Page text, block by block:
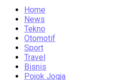
Home
News
Tekno
Otomotif
Sport
Travel
Bisnis
Pojok Jogja